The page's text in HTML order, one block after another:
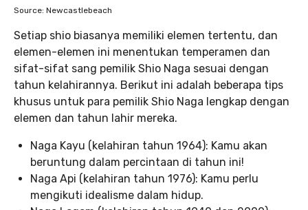
Source: Newcastlebeach
Setiap shio biasanya memiliki elemen tertentu, dan
elemen-elemen ini menentukan temperamen dan
sifat-sifat sang pemilik Shio Naga sesuai dengan
tahun kelahirannya. Berikut ini adalah beberapa tips
khusus untuk para pemilik Shio Naga lengkap dengan
elemen dan tahun lahir mereka.
Naga Kayu (kelahiran tahun 1964): Kamu akan
beruntung dalam percintaan di tahun ini!
Naga Api (kelahiran tahun 1976): Kamu perlu
mengikuti idealisme dalam hidup.